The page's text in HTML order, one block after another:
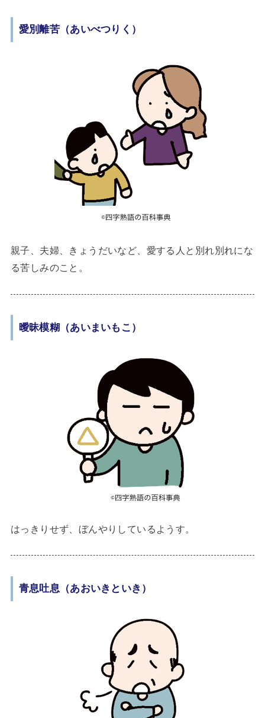
愛別離苦（あいべつりく）
親子、夫婦、きょうだいなど、愛する人と別れ別れにな
る苦しみのこと。
曖昧模糊（あいまいもこ）
はっきりせず、ぼんやりしているようす。
青息吐息（あおいきといき）